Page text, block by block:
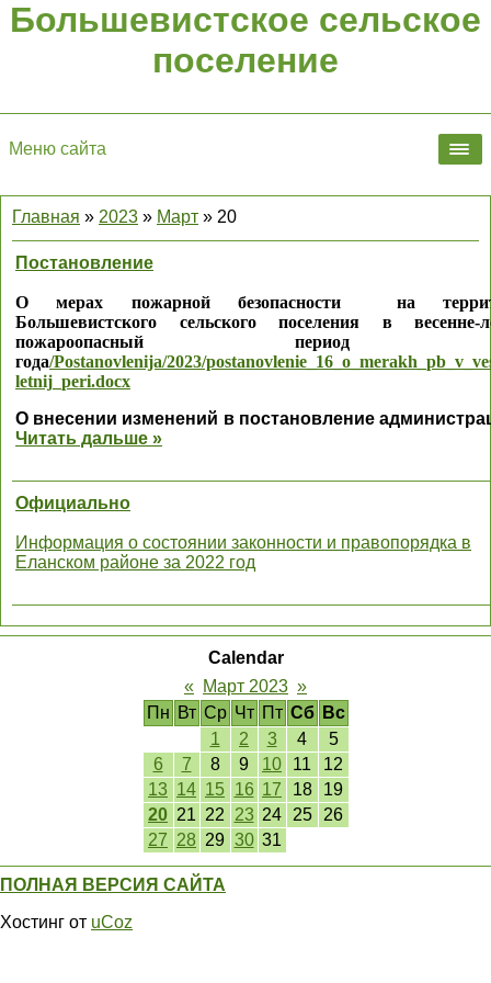
Большевистское сельское
поселение
Меню сайта
Главная » 2023 » Март » 20
Постановление
О мерах пожарной безопасности на
Большевистского сельского поселения в весенне-
пожароопасный период
года/Postanovlenija/2023/
letnij_peri.docx
О внесении изменений в постановление
Читать дальше »
Официально
Информация о состоянии законности и правопорядка в
Еланском районе за 2022 год
Calendar
« Март 2023 »
Пн Вт Ср Чт Пт Сб
Вс
1
2 3 4
5
6
7 8 9 10 11
12
13 14 15 16 17 18
19
20 21 22 23 24 25
26
27 28 29 30 31
ПОЛНАЯ ВЕРСИЯ САЙТА
Хостинг от uCoz